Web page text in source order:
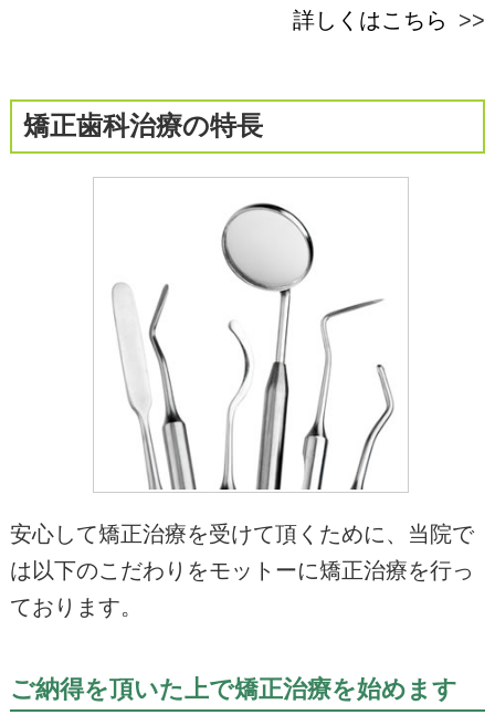
詳しくはこちら
矯正歯科治療の特長
安心して矯正治療を受けて頂くために、当院で
は以下のこだわりをモットーに矯正治療を行っ
ております。
ご納得を頂いた上で矯正治療を始めます